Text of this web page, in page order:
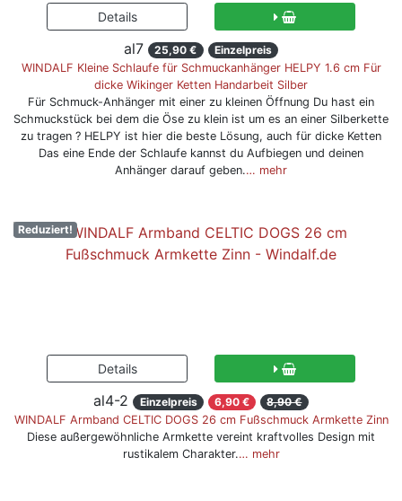
al7 25,90 €
Einzelpreis
WINDALF Kleine Schlaufe für Schmuckanhänger HELPY 1.6 cm Für
dicke Wikinger Ketten Handarbeit Silber
Für Schmuck-Anhänger mit einer zu kleinen Öffnung Du hast ein
Schmuckstück bei dem die Öse zu klein ist um es an einer Silberkette
zu tragen ? HELPY ist hier die beste Lösung, auch für dicke Ketten
Das eine Ende der Schlaufe kannst du Aufbiegen und deinen
Anhänger darauf geben.… mehr
Reduziert!
al4-2 Einzelpreis 6,90 €
8,90 €
WINDALF Armband CELTIC DOGS 26 cm Fußschmuck Armkette Zinn
Diese außergewöhnliche Armkette vereint kraftvolles Design mit
rustikalem Charakter.… mehr